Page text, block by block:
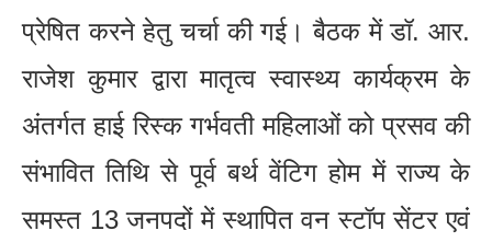
प्रेषित करने हेतु चर्चा की गई। बैठक में डॉ. आर.
राजेश कुमार द्वारा मातृत्व स्वास्थ्य कार्यक्रम के
अंतर्गत हाई रिस्क गर्भवती महिलाओं को प्रसव की
संभावित तिथि से पूर्व बर्थ वेंटिग होम में राज्य के
समस्त 13 जनपदों में स्थापित वन स्टॉप सेंटर एवं